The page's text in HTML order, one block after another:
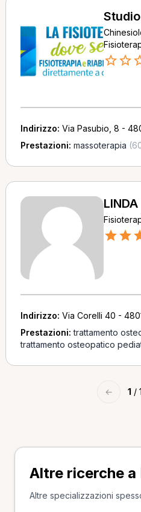
Indirizzo: Via Pasubio, 8 -
Prestazioni: massoterapia
LINDA
Indirizzo: Via Corelli 40 -
Prestazioni:trattamento
trattamento osteopatico
← 1 / 1
Altre ricerche a
Altre specializzazioni